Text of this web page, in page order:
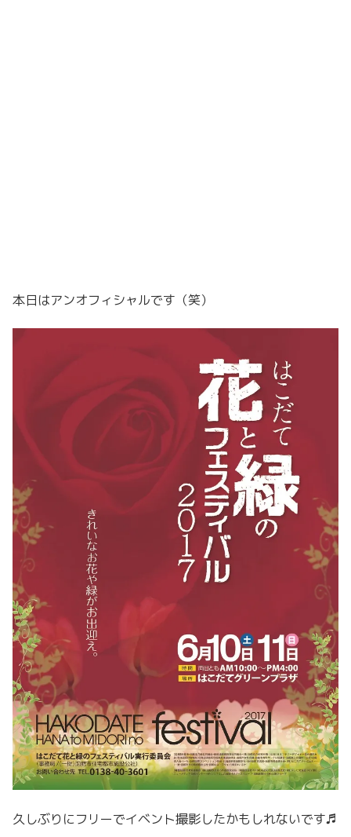
本日はアンオフィシャルです（笑）
久しぶりにフリーでイベント撮影したかもしれないです♬